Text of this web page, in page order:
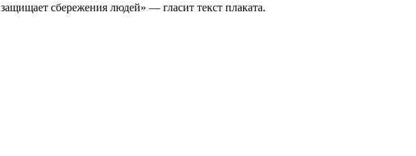
защищает сбережения людей» — гласит текст плаката.